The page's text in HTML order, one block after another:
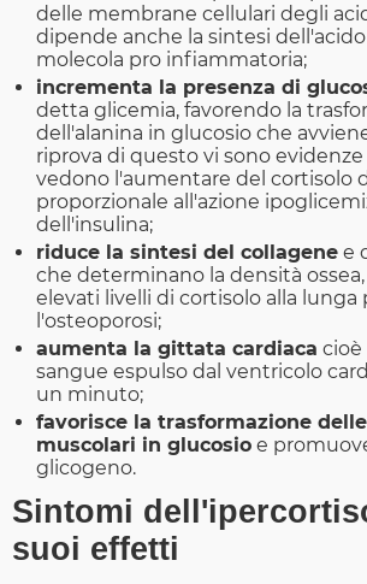
delle membrane cellulari degli
dipende anche la sintesi
molecola pro infiammatoria;
incrementa la presenza di
detta glicemia, favorendo la
dell'alanina in glucosio che
riprova di questo vi sono
vedono l'aumentare del cortisolo
proporzionale all'azione
dell'insulina;
riduce la sintesi del collagene e
che determinano la densità
elevati livelli di cortisolo alla lunga
l'osteoporosi;
aumenta la gittata cardiaca cioè
sangue espulso dal ventricolo
un minuto;
favorisce la trasformazione
muscolari in glucosio e
glicogeno.
Sintomi
suoi effetti